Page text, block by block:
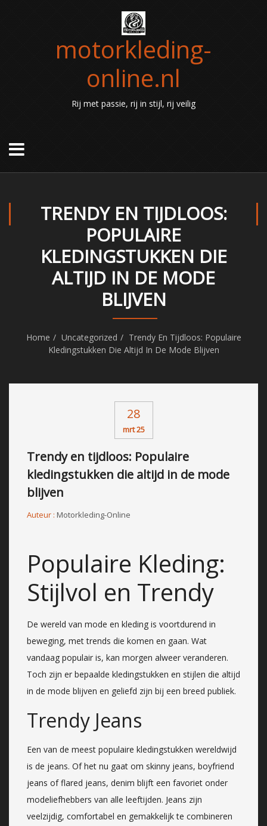
motorkleding-
online.nl
Rij met passie, rij in stijl, rij veilig
TRENDY EN TIJDLOOS:
POPULAIRE
KLEDINGSTUKKEN DIE
ALTIJD IN DE MODE
BLIJVEN
Home Uncategorized
Trendy En Tijdloos: Populaire
Kledingstukken Die Altijd In De Mode Blijven
28
mrt 25
Trendy en tijdloos: Populaire
kledingstukken die altijd in de mode
blijven
Auteur : Motorkleding-Online
Populaire Kleding:
Stijlvol en Trendy
De wereld van mode en kleding is voortdurend in
beweging, met trends die komen en gaan. Wat
vandaag populair is, kan morgen alweer veranderen.
Toch zijn er bepaalde kledingstukken en stijlen die altijd
in de mode blijven en geliefd zijn bij een breed publiek.
Trendy Jeans
Een van de meest populaire kledingstukken wereldwijd
is de jeans. Of het nu gaat om skinny jeans, boyfriend
jeans of flared jeans, denim blijft een favoriet onder
modeliefhebbers van alle leeftijden. Jeans zijn
veelzijdig, comfortabel en gemakkelijk te combineren